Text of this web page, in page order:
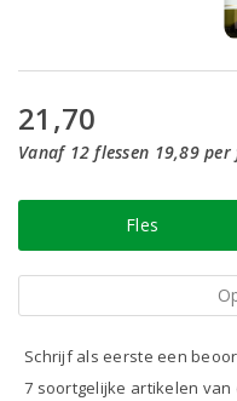
21,70
Vanaf 12 flessen 19,89 per
Fles
Schrijf als eerste een
7 soortgelijke artikelen